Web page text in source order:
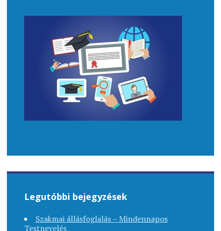
Legutóbbi bejegyzések
Szakmai állásfoglalás – Mindennapos
Testnevelés